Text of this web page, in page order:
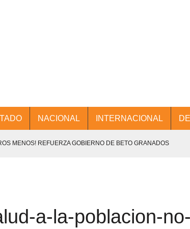
NACIONAL INTERNACIONAL
MENOS! REFUERZA GOBIERNO DE BETO GRANADOS
BETO GRANADOS MESA DE TRABAJO CON PRESIDENTES
a-la-poblacion-no-